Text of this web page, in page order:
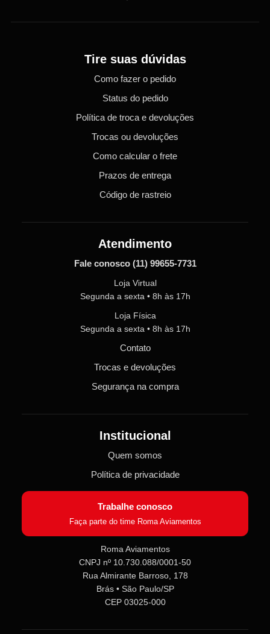
Tire suas dúvidas
Como fazer o pedido
Status do pedido
Política de troca e devoluções
Trocas ou devoluções
Como calcular o frete
Prazos de entrega
Código de rastreio
Atendimento
Fale conosco (11) 99655-7731
Loja Virtual
Segunda a sexta • 8h às 17h
Loja Física
Segunda a sexta • 8h às 17h
Contato
Trocas e devoluções
Segurança na compra
Institucional
Quem somos
Política de privacidade
Trabalhe conosco
Faça parte do time Roma Aviamentos
Roma Aviamentos
CNPJ nº 10.730.088/0001-50
Rua Almirante Barroso, 178
Brás • São Paulo/SP
CEP 03025-000